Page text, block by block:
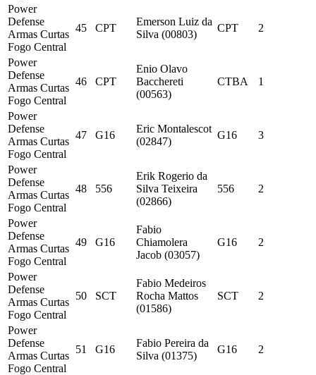
Power
Defense
Armas Curtas
Fogo Central
45 CPT
Emerson Luiz da
Silva (00803)
CPT 2
Power
Defense
Armas Curtas
Fogo Central
46 CPT
Enio Olavo
Bacchereti
(00563)
CTBA 1
Power
Defense
Armas Curtas
Fogo Central
47 G16
Eric Montalescot
(02847)
G16 3
Power
Defense
Armas Curtas
Fogo Central
48 556
Erik Rogerio da
Silva Teixeira
(02866)
556 2
Power
Defense
Armas Curtas
Fogo Central
49 G16
Fabio
Chiamolera
Jacob (03057)
G16 2
Power
Defense
Armas Curtas
Fogo Central
50 SCT
Fabio Medeiros
Rocha Mattos
(01586)
SCT 2
Power
Defense
Armas Curtas
Fogo Central
51 G16
Fabio Pereira da
Silva (01375)
G16 2